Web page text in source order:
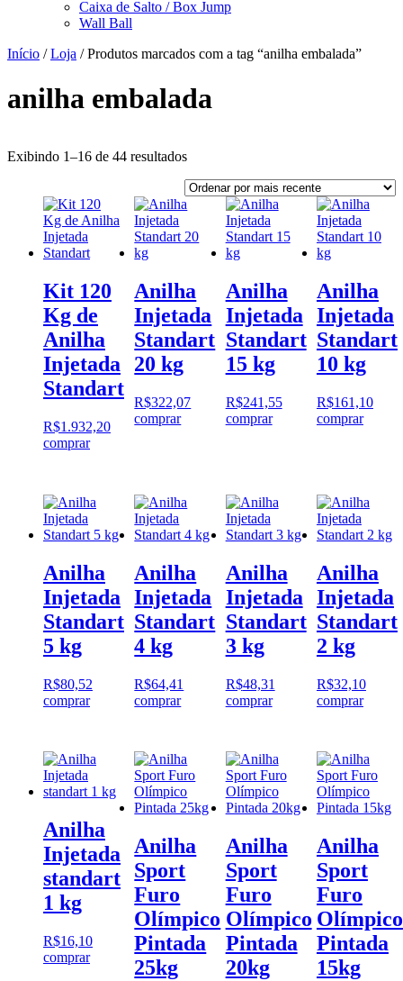
Caixa de Salto / Box Jump
Wall Ball
Início /Loja / Produtos marcados com a tag “anilha embalada”
anilha embalada
Exibindo 1–16 de 44 resultadosClassificado
mais
Kit 120
Kg de
Anilha
Injetada
Standart
R$1.932,20
comprar
Anilha
Injetada
Standart
20 kg
R$322,07
comprar
Anilha
Injetada
Standart
15 kg
R$241,55
comprar
Anilha
Injetada
Standart
10 kg
R$161,10
comprar
Anilha
Injetada
Standart
5 kg
R$80,52
comprar
Anilha
Injetada
Standart
4 kg
R$64,41
comprar
Anilha
Injetada
Standart
3 kg
R$48,31
comprar
Anilha
Injetada
Standart
2 kg
R$32,10
comprar
Anilha
Injetada
standart
1 kg
R$16,10
comprar
Anilha
Sport
Furo
Olímpico
Pintada
25kg
Anilha
Sport
Furo
Olímpico
Pintada
20kg
Anilha
Sport
Furo
Olímpico
Pintada
15kg